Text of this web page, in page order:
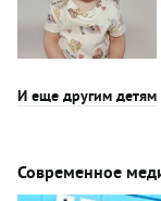
И еще другим детям
Современное